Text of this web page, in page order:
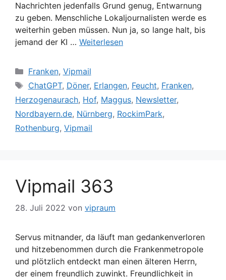
Nachrichten jedenfalls Grund genug, Entwarnung
zu geben. Menschliche Lokaljournalisten werde es
weiterhin geben müssen. Nun ja, so lange halt, bis
jemand der KI … Weiterlesen
Kategorien
Franken, Vipmail
Schlagwörter
ChatGPT, Döner, Erlangen, Feucht, Franken,
Herzogenaurach, Hof, Maggus, Newsletter,
Nordbayern.de, Nürnberg, RockimPark,
Rothenburg, Vipmail
Vipmail 363
28. Juli 2022 von vipraum
Servus mitnander, da läuft man gedankenverloren
und hitzebenommen durch die Frankenmetropole
und plötzlich entdeckt man einen älteren Herrn,
der einem freundlich zuwinkt. Freundlichkeit in